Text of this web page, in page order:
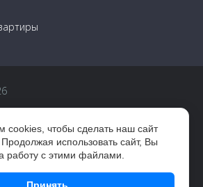
CUBA
cookies, чтобы сделать наш сайт
использовать сайт, Вы
работу с этими файлами.